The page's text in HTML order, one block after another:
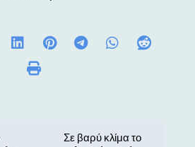
Σε βαρύ κλίμα το